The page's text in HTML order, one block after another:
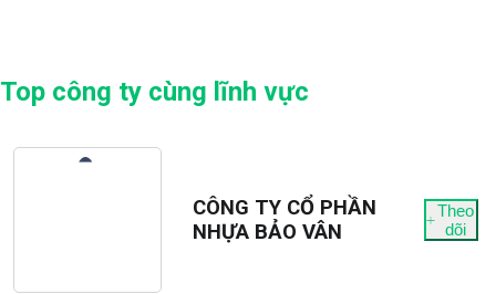
Top công ty cùng lĩnh vực
CÔNG TY CỔ PHẦN
NHỰA BẢO VÂN
Theo
dõi